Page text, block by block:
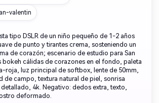
valentin
tipo DSLR de un niño pequeño de 1-2 años
de punto y tirantes crema, sosteniendo un
de corazón; escenario de estudio para San
bokeh cálidas de corazones en el fondo, paleta
roja, luz principal de softbox, lente de 50mm,
campo, textura natural de piel, sonrisa
4k. Negativo: dedos extra, texto,
deformado.